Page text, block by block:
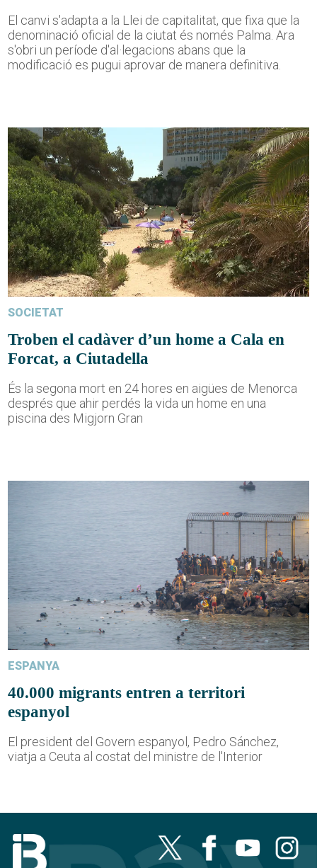
El canvi s'adapta a la Llei de capitalitat, que fixa que la
denominació oficial de la ciutat és només Palma. Ara
s'obri un període d'al·legacions abans que la
modificació es pugui aprovar de manera definitiva.
SOCIETAT
Troben el cadàver d’un home a Cala en
Forcat, a Ciutadella
És la segona mort en 24 hores en aigües de Menorca
després que ahir perdés la vida un home en una
piscina des Migjorn Gran
ESPANYA
40.000 migrants entren a territori
espanyol
El president del Govern espanyol, Pedro Sánchez,
viatja a Ceuta al costat del ministre de l'Interior